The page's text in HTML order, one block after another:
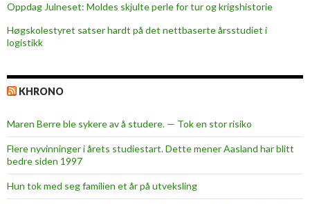
Oppdag Julneset: Moldes skjulte perle for tur og krigshistorie
Høgskolestyret satser hardt på det nettbaserte årsstudiet i
logistikk
KHRONO
Maren Berre ble sykere av å studere. — Tok en stor risiko
Flere nyvinninger i årets studiestart. Dette mener Aasland har blitt
bedre siden 1997
Hun tok med seg familien et år på utveksling